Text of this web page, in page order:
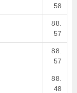
58
88.
57
88.
57
88.
48